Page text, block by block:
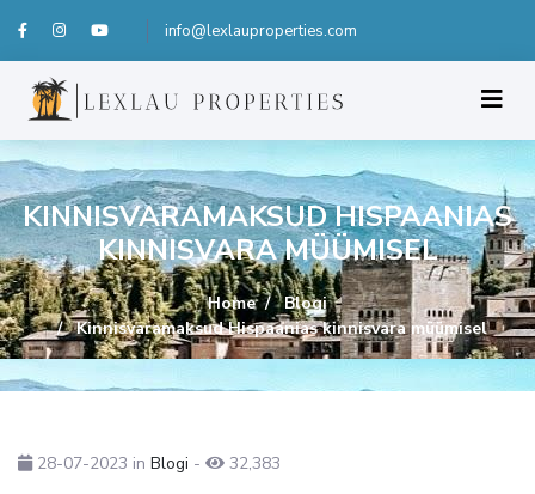
info@lexlauproperties.com
KINNISVARAMAKSUD HISPAANIAS
KINNISVARA MÜÜMISEL
Home
Blogi
Kinnisvaramaksud Hispaanias kinnisvara müümisel
28-07-2023 in Blogi - 32,383